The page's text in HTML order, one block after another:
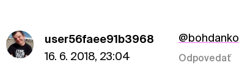
user56faee91b3968
16. 6. 2018, 23:04
@bohdanko
Odpovedať